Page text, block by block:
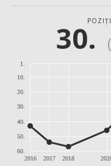
30.
2016 2017 2018
1.
10.
20.
30.
40.
50.
60.